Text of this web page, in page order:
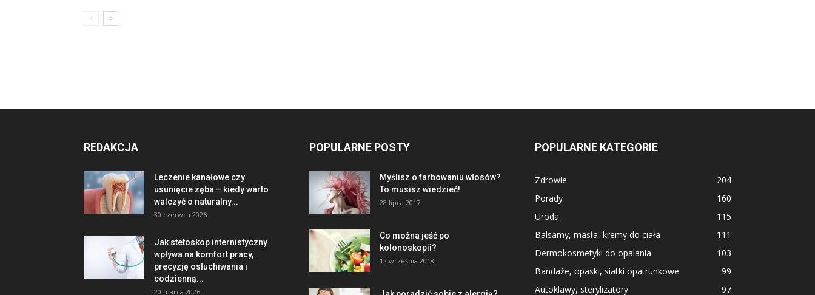
REDAKCJA
Leczenie kanałowe czy
usunięcie zęba – kiedy warto
walczyć o naturalny...
30 czerwca 2026
Jak stetoskop internistyczny
wpływa na komfort pracy,
precyzję osłuchiwania i
codzienną...
20 marca 2026
POPULARNE POSTY
Myślisz o farbowaniu włosów?
To musisz wiedzieć!
28 lipca 2017
Co można jeść po
kolonoskopii?
12 września 2018
POPULARNE KATEGORIE
Zdrowie
204
Porady
160
Uroda
115
Balsamy, masła, kremy do ciała
111
Dermokosmetyki do opalania
103
Bandaże, opaski, siatki opatrunkowe
99
Autoklawy, sterylizatory
97